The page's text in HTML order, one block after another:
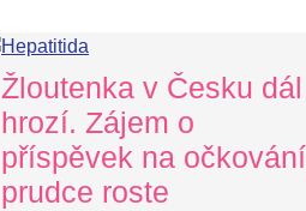
Žloutenka v Česku dál
hrozí. Zájem o
příspěvek na očkování
prudce roste